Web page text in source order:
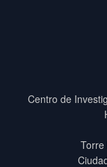
Centro de
Torre